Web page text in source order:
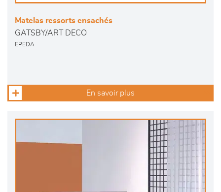
Matelas ressorts ensachés
GATSBY/ART DECO
EPEDA
En savoir plus